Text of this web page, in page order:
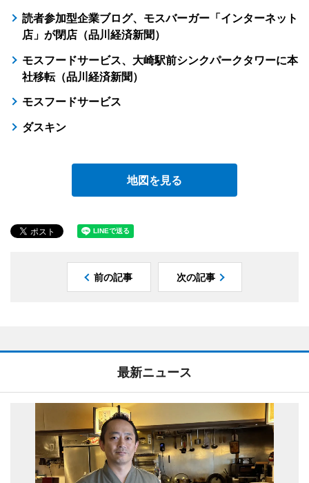
読者参加型企業ブログ、モスバーガー「インターネット
店」が閉店（品川経済新聞）
モスフードサービス、大崎駅前シンクパークタワーに本
社移転（品川経済新聞）
モスフードサービス
ダスキン
地図を見る
前の記事 次の記事
最新ニュース